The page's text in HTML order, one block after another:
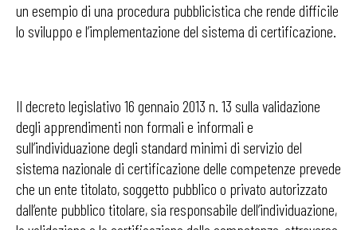
un esempio di una procedura pubblicistica che rende difficile
lo sviluppo e l’implementazione del sistema di certificazione.
Il decreto legislativo 16 gennaio 2013 n. 13 sulla validazione
degli apprendimenti non formali e informali e
sull’individuazione degli standard minimi di servizio del
sistema nazionale di certificazione delle competenze prevede
che un ente titolato, soggetto pubblico o privato autorizzato
dall’ente pubblico titolare, sia responsabile dell’individuazione,